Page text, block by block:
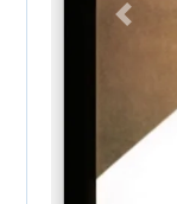
Previous